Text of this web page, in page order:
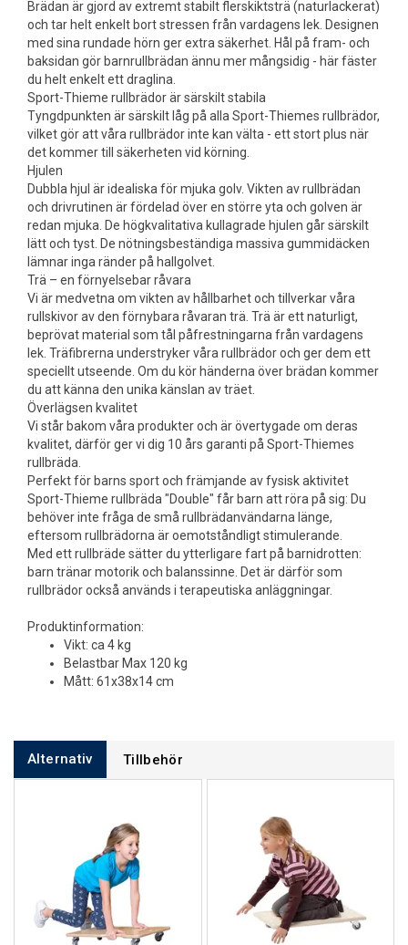
Brädan är gjord av extremt stabilt flerskiktsträ (naturlackerat)
och tar helt enkelt bort stressen från vardagens lek. Designen
med sina rundade hörn ger extra säkerhet. Hål på fram- och
baksidan gör barnrullbrädan ännu mer mångsidig - här fäster
du helt enkelt ett draglina.
Sport-Thieme rullbrädor är särskilt stabila
Tyngdpunkten är särskilt låg på alla Sport-Thiemes rullbrädor,
vilket gör att våra rullbrädor inte kan välta - ett stort plus när
det kommer till säkerheten vid körning.
Hjulen
Dubbla hjul är idealiska för mjuka golv. Vikten av rullbrädan
och drivrutinen är fördelad över en större yta och golven är
redan mjuka. De högkvalitativa kullagrade hjulen går särskilt
lätt och tyst. De nötningsbeständiga massiva gummidäcken
lämnar inga ränder på hallgolvet.
Trä – en förnyelsebar råvara
Vi är medvetna om vikten av hållbarhet och tillverkar våra
rullskivor av den förnybara råvaran trä. Trä är ett naturligt,
beprövat material som tål påfrestningarna från vardagens
lek. Träfibrerna understryker våra rullbrädor och ger dem ett
speciellt utseende. Om du kör händerna över brädan kommer
du att känna den unika känslan av träet.
Överlägsen kvalitet
Vi står bakom våra produkter och är övertygade om deras
kvalitet, därför ger vi dig 10 års garanti på Sport-Thiemes
rullbräda.
Perfekt för barns sport och främjande av fysisk aktivitet
Sport-Thieme rullbräda "Double" får barn att röra på sig: Du
behöver inte fråga de små rullbrädanvändarna länge,
eftersom rullbrädorna är oemotståndligt stimulerande.
Med ett rullbräde sätter du ytterligare fart på barnidrotten:
barn tränar motorik och balanssinne. Det är därför som
rullbrädor också används i terapeutiska anläggningar.
Produktinformation:
Vikt: ca 4 kg
Belastbar Max 120 kg
Mått: 61x38x14 cm
Alternativ Tillbehör